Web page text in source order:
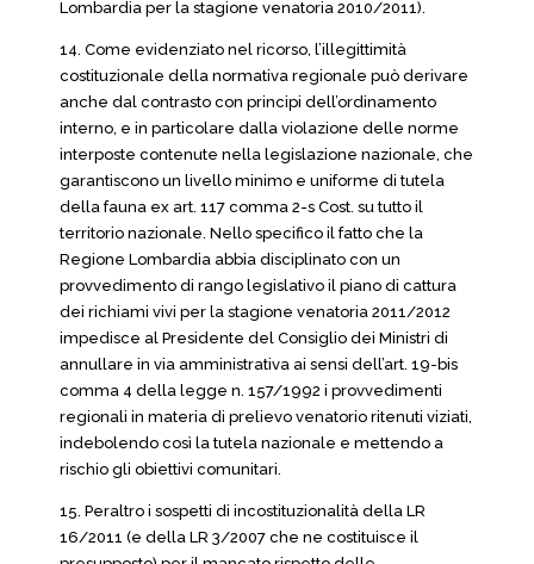
Lombardia per la stagione venatoria 2010/2011).
14. Come evidenziato nel ricorso, l’illegittimità
costituzionale della normativa regionale può derivare
anche dal contrasto con principi dell’ordinamento
interno, e in particolare dalla violazione delle norme
interposte contenute nella legislazione nazionale, che
garantiscono un livello minimo e uniforme di tutela
della fauna ex art. 117 comma 2-s Cost. su tutto il
territorio nazionale. Nello specifico il fatto che la
Regione Lombardia abbia disciplinato con un
provvedimento di rango legislativo il piano di cattura
dei richiami vivi per la stagione venatoria 2011/2012
impedisce al Presidente del Consiglio dei Ministri di
annullare in via amministrativa ai sensi dell’art. 19-bis
comma 4 della legge n. 157/1992 i provvedimenti
regionali in materia di prelievo venatorio ritenuti viziati,
indebolendo così la tutela nazionale e mettendo a
rischio gli obiettivi comunitari.
15. Peraltro i sospetti di incostituzionalità della LR
16/2011 (e della LR 3/2007 che ne costituisce il